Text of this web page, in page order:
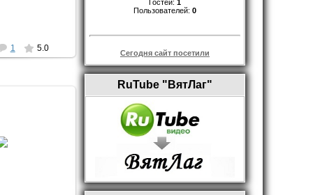
1 5.0
Гостей: 1
Пользователей: 0
Сегодня сайт посетили
RuTube "ВятЛаг"